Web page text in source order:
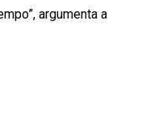
argumenta a